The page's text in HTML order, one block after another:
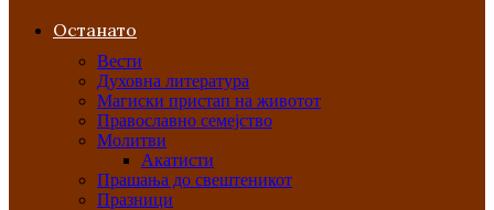
Останато
Вести
Духовна литература
Магиски пристап на животот
Православно семејство
Молитви
Акатисти
Прашања до свештеникот
Празници